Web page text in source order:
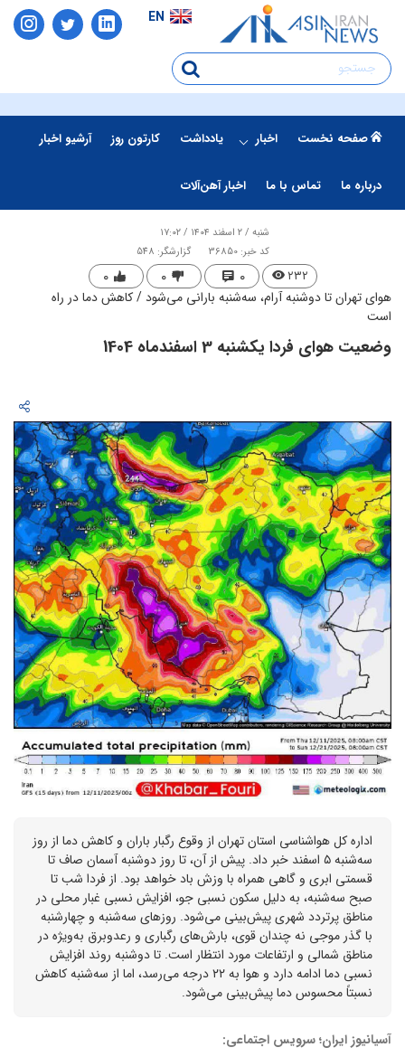
EN
صفحه نخست اخبار یادداشت کارتون روز آرشیو اخبار
درباره ما تماس با ما اخبار آهن‌آلات
شنبه / ۲ اسفند ۱۴۰۴ / ۱۷:۰۲
کد خبر: 36850
گزارشگر: 548
۲۳۲ ۰ ۰ ۰
هوای تهران تا دوشنبه آرام، سه‌شنبه بارانی می‌شود / کاهش دما در راه
است
وضعیت هوای فردا یکشنبه 3 اسفندماه 1404
اداره کل هواشناسی استان تهران از وقوع رگبار باران و کاهش دما از روز
سه‌شنبه ۵ اسفند خبر داد. پیش از آن، تا روز دوشنبه آسمان صاف تا
قسمتی ابری و گاهی همراه با وزش باد خواهد بود. از فردا شب تا
صبح سه‌شنبه، به دلیل سکون نسبی جو، افزایش نسبی غبار محلی در
مناطق پرتردد شهری پیش‌بینی می‌شود. روزهای سه‌شنبه و چهارشنبه
با گذر موجی نه چندان قوی، بارش‌های رگباری و رعدوبرق به‌ویژه در
مناطق شمالی و ارتفاعات مورد انتظار است. تا دوشنبه روند افزایش
نسبی دما ادامه دارد و هوا به ۲۲ درجه می‌رسد، اما از سه‌شنبه کاهش
نسبتاً محسوس دما پیش‌بینی می‌شود.
آسیانیوز ایران؛ سرویس اجتماعی: